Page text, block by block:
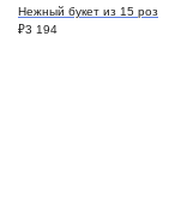
Нежный букет из 15 роз
₽3 194